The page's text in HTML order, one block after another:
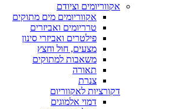
אקווריומים וציודם
אקווריומים מים מתוקים
טרריומים ואביזרים
פילטרים ואביזרי סינון
מצעים, חול וחצץ
משאבות למתוקים
תאורה
צנרת
דקורציות לאקווריום
דמוי אלמוגים